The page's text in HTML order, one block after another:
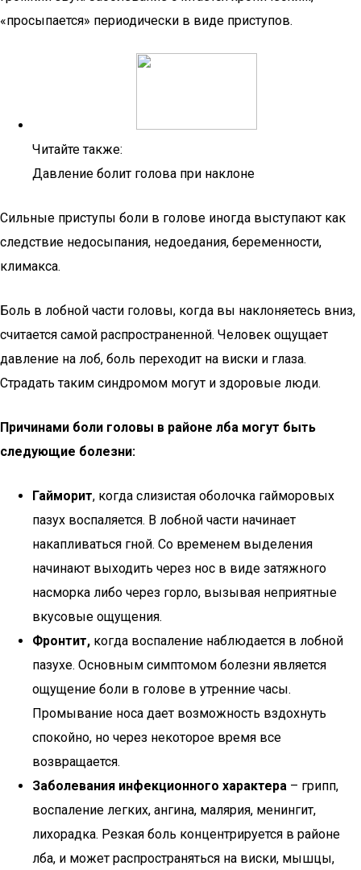
«просыпается» периодически в виде приступов.
Читайте также:
Давление болит голова при наклоне
Сильные приступы боли в голове иногда выступают как
следствие недосыпания, недоедания, беременности,
климакса.
Боль в лобной части головы, когда вы наклоняетесь вниз,
считается самой распространенной. Человек ощущает
давление на лоб, боль переходит на виски и глаза.
Страдать таким синдромом могут и здоровые люди.
Причинами боли головы в районе лба могут быть
следующие болезни:
Гайморит, когда слизистая оболочка гайморовых
пазух воспаляется. В лобной части начинает
накапливаться гной. Со временем выделения
начинают выходить через нос в виде затяжного
насморка либо через горло, вызывая неприятные
вкусовые ощущения.
Фронтит, когда воспаление наблюдается в лобной
пазухе. Основным симптомом болезни является
ощущение боли в голове в утренние часы.
Промывание носа дает возможность вздохнуть
спокойно, но через некоторое время все
возвращается.
Заболевания инфекционного характера – грипп,
воспаление легких, ангина, малярия, менингит,
лихорадка. Резкая боль концентрируется в районе
лба, и может распространяться на виски, мышцы,